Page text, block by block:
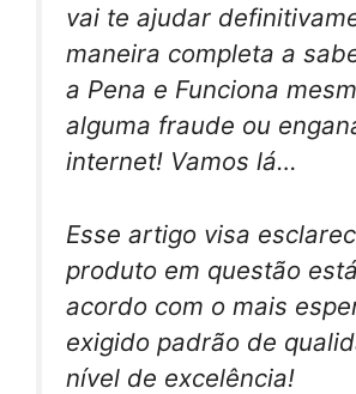
vai te ajudar
maneira completa a
a Pena e Funciona
alguma fraude ou
internet! Vamos lá…
Esse artigo visa
produto em questão
acordo com o mais
exigido padrão de
nível de excelência!